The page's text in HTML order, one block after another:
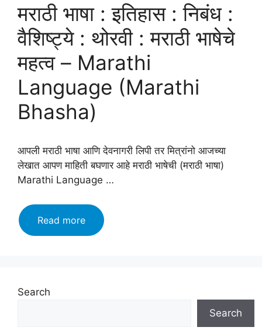
मराठी भाषा : इतिहास : निबंध :
वैशिष्ट्ये : थोरवी : मराठी भाषेचे
महत्व – Marathi
Language (Marathi
Bhasha)
आपली मराठी भाषा आणि देवनागरी लिपी तर मित्रांनो आजच्या
लेखात आपण माहिती बघणार आहे मराठी भाषेची (मराठी भाषा)
Marathi Language …
Read moreमराठी
भाषा
Search
Search